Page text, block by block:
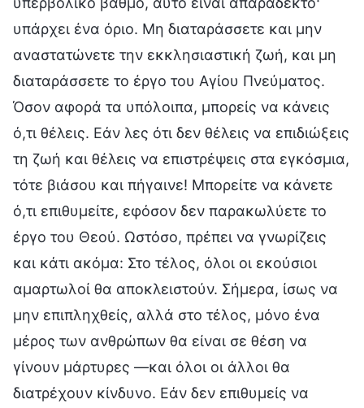
υπάρχει ένα όριο. Μη διαταράσσετε και μην
αναστατώνετε την εκκλησιαστική ζωή, και μη
διαταράσσετε το έργο του Αγίου Πνεύματος.
Όσον αφορά τα υπόλοιπα, μπορείς να κάνεις
ό,τι θέλεις. Εάν λες ότι δεν θέλεις να επιδιώξεις
τη ζωή και θέλεις να επιστρέψεις στα εγκόσμια,
τότε βιάσου και πήγαινε! Μπορείτε να κάνετε
ό,τι επιθυμείτε, εφόσον δεν παρακωλύετε το
έργο του Θεού. Ωστόσο, πρέπει να γνωρίζεις
και κάτι ακόμα: Στο τέλος, όλοι οι εκούσιοι
αμαρτωλοί θα αποκλειστούν. Σήμερα, ίσως να
μην επιπληχθείς, αλλά στο τέλος, μόνο ένα
μέρος των ανθρώπων θα είναι σε θέση να
γίνουν μάρτυρες —και όλοι οι άλλοι θα
διατρέχουν κίνδυνο. Εάν δεν επιθυμείς να